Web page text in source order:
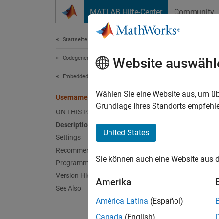
MATLAB Hilfe-Center Community
Startseite der Dokumentation
Codegenerierung
Embedded Coder
Username
ON THIS PAGE
Description
Settings
Recommended Settings
Programmatic Use
Version History
See Also
Root
Website
Wählen Sie eine Website aus, um
Grundlage Ihres Standorts
United States
Sie können auch eine Website aus
Amerika
América Latina (Español)
Canada (English)